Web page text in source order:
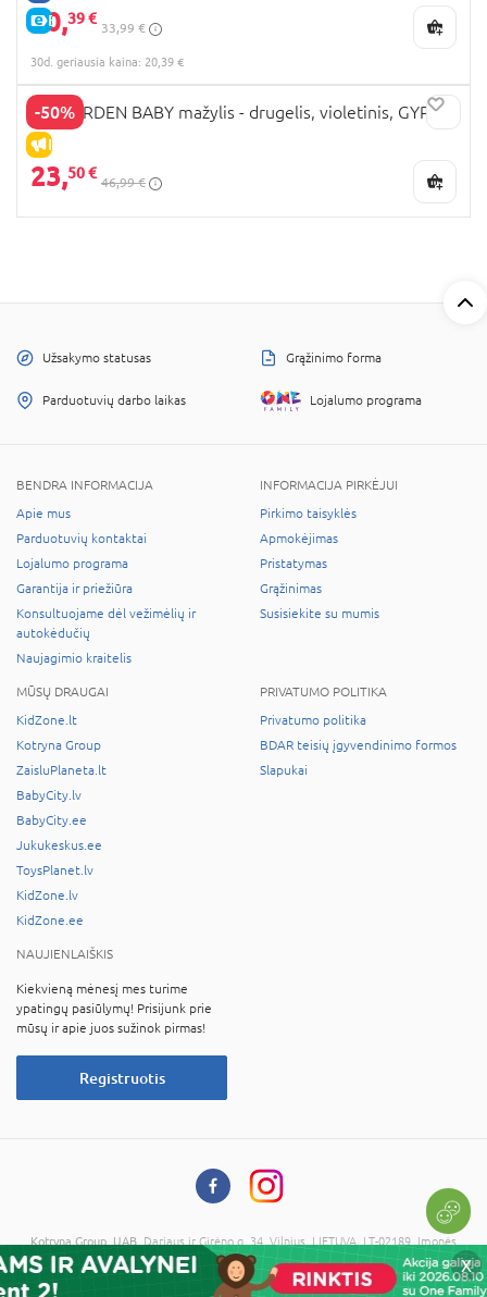
E-KAINA
20,39 €
33,99 €
30d. geriausia kaina: 20,39 €
-50%
IŠPARDAVIMAS
MY GARDEN BABY mažylis - drugelis, violetinis, GYP11
23,50 €
46,99 €
X
Užsakymo statusas Grąžinimo forma
Parduotuvių darbo laikas Lojalumo programa
BENDRA INFORMACIJA
Apie mus
Parduotuvių kontaktai
Lojalumo programa
Garantija ir priežiūra
Konsultuojame dėl vežimėlių ir
autokėdučių
Naujagimio kraitelis
INFORMACIJA PIRKĖJUI
Pirkimo taisyklės
Apmokėjimas
Pristatymas
Grąžinimas
Susisiekite su mumis
MŪSŲ DRAUGAI
KidZone.lt
Kotryna Group
ZaisluPlaneta.lt
BabyCity.lv
BabyCity.ee
Jukukeskus.ee
ToysPlanet.lv
KidZone.lv
KidZone.ee
PRIVATUMO POLITIKA
Privatumo politika
BDAR teisių įgyvendinimo formos
Slapukai
NAUJIENLAIŠKIS
Kiekvieną mėnesį mes turime
ypatingų pasiūlymų! Prisijunk prie
mūsų ir apie juos sužinok pirmas!
Registruotis
Kotryna Group, UAB , Dariaus ir Girėno g. 34, Vilnius, LIETUVA, LT-02189, Įmonės
kodas: 121673734, PVM kodas: LT216737314